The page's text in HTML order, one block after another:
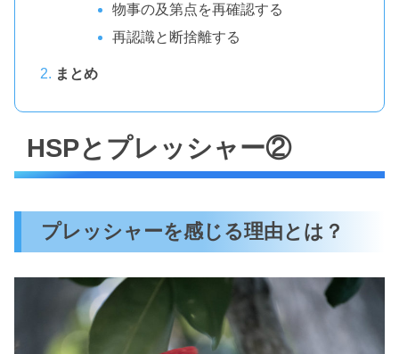
物事の及第点を再確認する
再認識と断捨離する
まとめ
HSPとプレッシャー②
プレッシャーを感じる理由とは？